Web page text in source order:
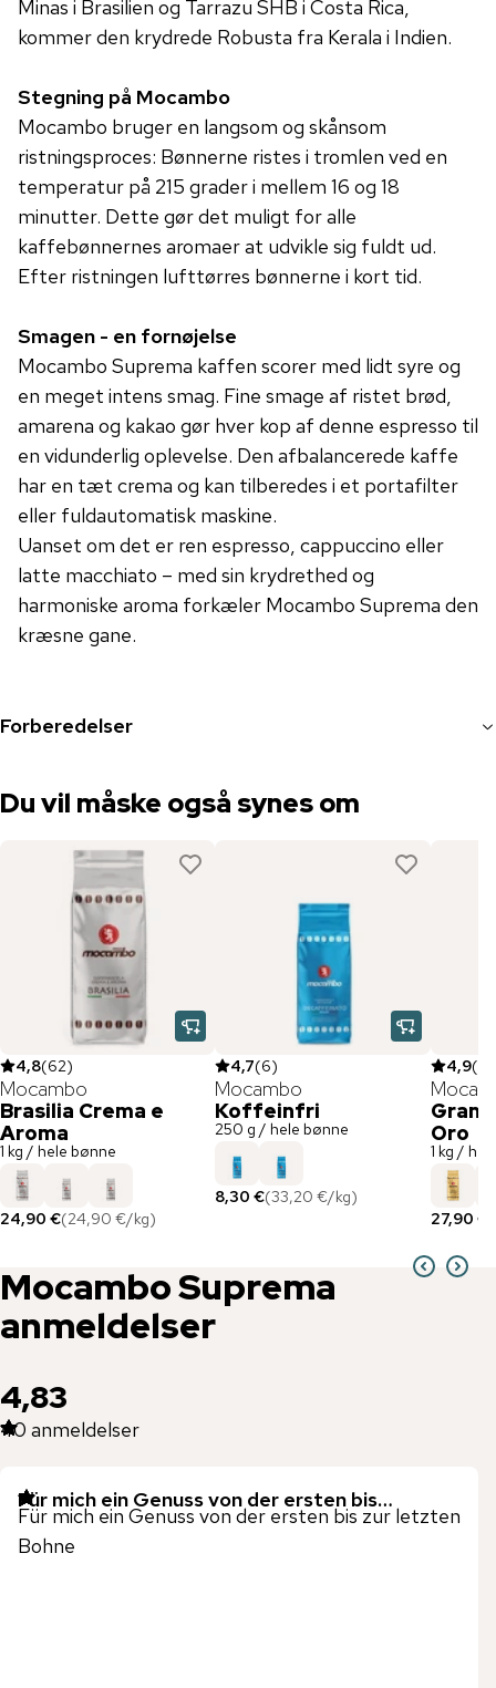
Minas i Brasilien og Tarrazu SHB i Costa Rica,
kommer den krydrede Robusta fra Kerala i Indien.
Stegning på Mocambo
Mocambo bruger en langsom og skånsom
ristningsproces: Bønnerne ristes i tromlen ved en
temperatur på 215 grader i mellem 16 og 18
minutter. Dette gør det muligt for alle
kaffebønnernes aromaer at udvikle sig fuldt ud.
Efter ristningen lufttørres bønnerne i kort tid.
Smagen - en fornøjelse
Mocambo Suprema kaffen scorer med lidt syre og
en meget intens smag. Fine smage af ristet brød,
amarena og kakao gør hver kop af denne espresso til
en vidunderlig oplevelse. Den afbalancerede kaffe
har en tæt crema og kan tilberedes i et portafilter
eller fuldautomatisk maskine.
Uanset om det er ren espresso, cappuccino eller
latte macchiato – med sin krydrethed og
harmoniske aroma forkæler Mocambo Suprema den
kræsne gane.
Forberedelser
Du vil måske også synes om
4,8(62)
Mocambo
Brasilia Crema e
Aroma
1 kg / hele bønne
24,90 €(24,90 €/kg)
4,7(6)
Mocambo
Koffeinfri
250 g / hele bønne
8,30 €(33,20 €/kg)
4,9(
Gran
Oro
1 kg /
27,90 €
MocamboSuprema
anmeldelser
4,83
40 anmeldelser
Für mich ein Genuss von der ersten bis…
Für mich ein Genuss von der ersten bis zur letzten
Bohne